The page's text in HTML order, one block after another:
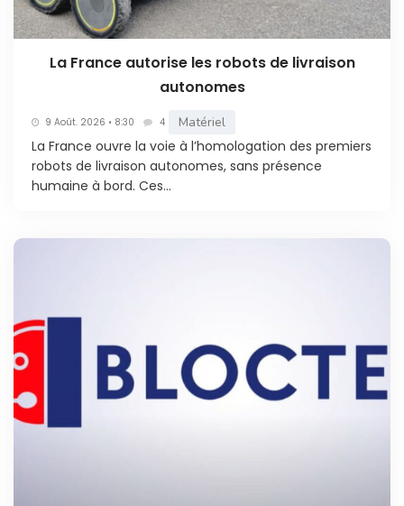
La France autorise les robots de livraison
autonomes
9 Août. 2026 • 8:30 4 Matériel
La France ouvre la voie à l’homologation des premiers
robots de livraison autonomes, sans présence
humaine à bord. Ces...